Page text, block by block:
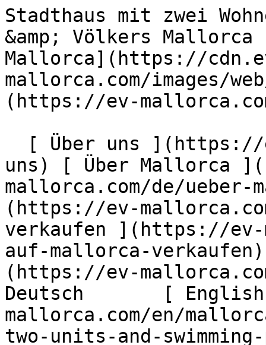
Stadthaus mit zwei Wohneinheiten und Pool - Engel &amp; Völkers Mallorca                [ ![EV Mallorca](https://cdn.ev-mallorca.com/images/web/EV_Logo_RGB.svg) ](https://ev-mallorca.com/de)  Mallorca  

  [ Über uns ](https://ev-mallorca.com/de/ueber-uns) [ Über Mallorca ](https://ev-mallorca.com/de/ueber-mallorca) [ Kontakt ](https://ev-mallorca.com/de/standorte) [ Immobilie verkaufen ](https://ev-mallorca.com/de/immobilie-auf-mallorca-verkaufen) [    Mein Account  ](https://ev-mallorca.com/de/mein-account)   Deutsch       [ English ](https://ev-mallorca.com/en/mallorca-property/townhouse-with-two-units-and-swimming-pool-W-02R2S0)   [ Español ](https://ev-mallorca.com/es/inmueble-mallorca/casa-de-pueblo-con-dos-unidades-y-piscina-W-02R2S0)    [ Català ](https://ev-mallorca.com/ca/immoble-mallorca/casa-de-poble-amb-dues-unitats-i-piscina-W-02R2S0)   [ Svenska ](https://ev-mallorca.com/sv/mallorca-fastighet/radhus-med-tva-enheter-pool-och-takterrass-i-capdepera-W-02R2S0)   [ Français ](https://ev-mallorca.com/fr/bien-majorque/maison-de-ville-avec-deux-unites-piscine-et-terrasse-sur-le-toit-a-capdepera-W-02R2S0)   [ Polski ](https://ev-mallorca.com/pl/nieruchomosc-majorce/kamienica-z-dwoma-jednostkami-mieszkalnymi-basenem-i-tarasem-na-dachu-w-capdepera-W-02R2S0)   [ Italiano ](https://ev-mallorca.com/it/immobili-maiorca/villetta-a-schiera-con-due-unita-piscina-e-terrazza-sul-tetto-a-capdepera-W-02R2S0)   [ Dutch ](https://ev-mallorca.com/nl/mallorca-eigendom/rijtjeshuis-met-twee-wooneenheden-zwembad-en-dakterras-in-capdepera-W-02R2S0)   [ Русский ](https://ev-mallorca.com/ru/nedvizhimost-mayorka/taunxaus-s-dvumia-blokami-basseinom-i-terrasoi-na-kryse-v-kapdepere-W-02R2S0)   [ Dansk ](https://ev-mallorca.com/da/mallorca-ejendom/raekkehus-med-to-enheder-og-swimmingpool-W-02R2S0)   

  Kaufen  [ Alle Immobilien ](https://ev-mallorca.com/de/mallorca-immobilien?contract_type=0) [ Haus ](https://ev-mallorca.com/de/mallorca-immobilien?contract_type=0&type%5B0%5D=0) [ Finca ](https://ev-mallorca.com/de/mallorca-immobilien?contract_type=0&type%5B0%5D=1) [ Apartment ](https://ev-mallorca.com/de/mallorca-immobilien?contract_type=0&type%5B0%5D=2) [ Penthouse ](https://ev-mallorca.com/de/mallorca-immobilien?contract_type=0&type%5B0%5D=5) [ Grundstück ](https://ev-mallorca.com/de/mallorca-immobilien?contract_type=0&type%5B0%5D=3) [ Neubauprojekt ](https://ev-mallorca.com/de/mallorca-immobilien?contract_type=0&type%5B0%5D=development) 

  Mieten  [ Alle Immobilien ](https://ev-mallorca.com/de/mallorca-immobilien?contract_type=1) [ Haus ](https://ev-mallorca.com/de/mallorca-immobilien?contract_type=1&type%5B0%5D=0) [ Finca ](https://ev-mallorca.com/de/mallorca-immobilien?contract_type=1&type%5B0%5D=1) [ Apartment ](https://ev-mallorca.com/de/mallorca-immobilien?contract_type=1&type%5B0%5D=2) [ Penthouse ](https://ev-mallorca.com/de/mallorca-immobilien?contract_type=1&type%5B0%5D=5) 

  Ferienvermietung  [ Alle Immobilien ](https://ev-mallorca.com/de/holiday-rentals) [ Haus ](https://ev-mallorca.com/de/holiday-rentals?type%5B0%5D=0) [ Finca ](https://ev-mallorca.com/de/holiday-rentals?type%5B0%5D=1) [ Apartment ](https://ev-mallorca.com/de/holiday-rentals?type%5B0%5D=2) [ Penthouse ](https://ev-mallorca.com/de/holiday-rentals?type%5B0%5D=5) 

  Gewerbe  [ Alle Immobilien ](https://ev-mallorca.com/de/gewerbeimmobilien) [ Land und Forstwirtschaft ](https://ev-mallorca.com/de/gewerbeimmobilien?type%5B0%5D=6) [ Hotel ](https://ev-mallorca.com/de/gewerbeimmobilien?type%5B0%5D=7) [ Industrie ](https://ev-mallorca.com/de/gewerbeimmobilien?type%5B0%5D=8) [ Investment ](https://ev-mallorca.com/de/gewerbeimmobilien?type%5B0%5D=9) [ Gastronomie ](https://ev-mallorca.com/de/gewerbeimmobilien?type%5B0%5D=10) [ Grundstück ](https://ev-mallorca.com/de/gewerbeimmobilien?type%5B0%5D=11) [ Ladenfläche ](https://ev-mallorca.com/de/gewerbeimmobilien?type%5B0%5D=12) [ Sonstiges ](https://ev-mallorca.com/de/gewerbeimmobilien?type%5B0%5D=13) [ Ladenfläche ](https://ev-mallorca.com/de/gewerbeimmobilien?type%5B0%5D=14) 

 [ Neubauprojekt ](https://ev-mallorca.com/de/mallorca-neubauprojekt) 

     Deutsch       [ English ](https://ev-mallorca.com/en/mallorca-property/townhouse-with-two-units-and-swimming-pool-W-02R2S0)   [ Español ](https://ev-mallorca.com/es/inmueble-mallorca/casa-de-pueblo-con-dos-unidades-y-piscina-W-02R2S0)    [ Català ](https://ev-mallorca.com/ca/immoble-mallorca/casa-de-poble-amb-dues-unitats-i-piscina-W-02R2S0)   [ Svenska ](https://ev-mallorca.com/sv/mallorca-fastighet/radhus-med-tva-enheter-